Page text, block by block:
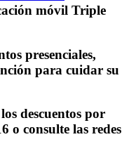
móvil Triple
presenciales,
para cuidar su
descuentos por
o consulte las redes